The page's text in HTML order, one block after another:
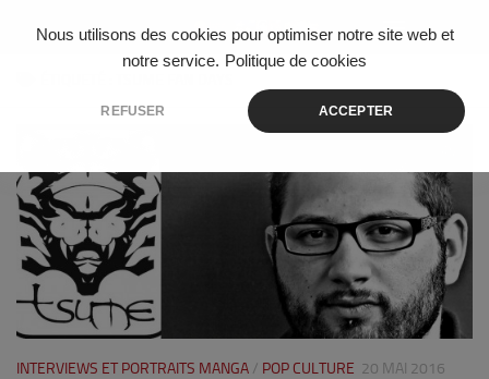
Nous utilisons des cookies pour optimiser notre site web et
notre service. Politique de cookies
REFUSER ACCEPTER
Skip to content
INTERVIEWS ET PORTRAITS MANGA / POP CULTURE 20 MAI 2016